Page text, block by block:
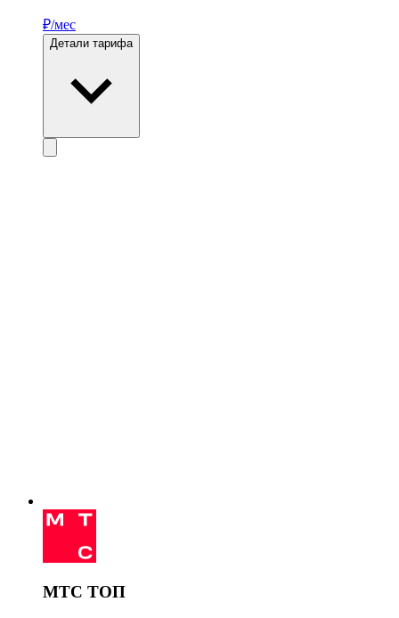
₽/мес
Детали тарифа
МТС ТОП